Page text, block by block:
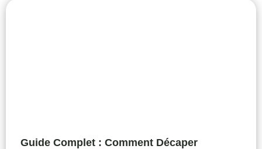
Guide Complet : Comment Décaper